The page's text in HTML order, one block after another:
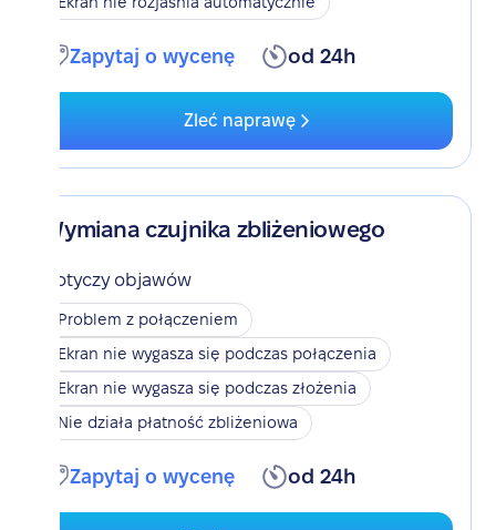
Zapytaj o wycenę od 24h
Zleć naprawę
Wymiana czujnika zbliżeniowego
Dotyczy objawów
Problem z połączeniem
Ekran nie wygasza się podczas połączenia
Ekran nie wygasza się podczas złożenia
Nie działa płatność zbliżeniowa
Zapytaj o wycenę od 24h